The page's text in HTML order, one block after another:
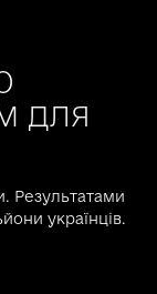
ДЛЯ
Результатами
українців.